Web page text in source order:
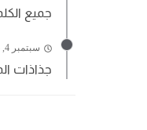
جميع
سبتمبر 4, 2025
جذاذات